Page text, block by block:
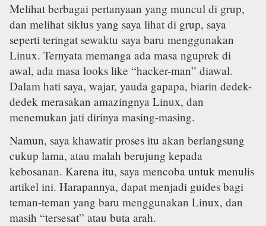
Melihat berbagai pertanyaan yang muncul di grup,
dan melihat siklus yang saya lihat di grup, saya
seperti teringat sewaktu saya baru menggunakan
Linux. Ternyata memanga ada masa nguprek di
awal, ada masa looks like “hacker-man” diawal.
Dalam hati saya, wajar, yauda gapapa, biarin dedek-
dedek merasakan amazingnya Linux, dan
menemukan jati dirinya masing-masing.
Namun, saya khawatir proses itu akan berlangsung
cukup lama, atau malah berujung kepada
kebosanan. Karena itu, saya mencoba untuk menulis
artikel ini. Harapannya, dapat menjadi guides bagi
teman-teman yang baru menggunakan Linux, dan
masih “tersesat” atau buta arah.